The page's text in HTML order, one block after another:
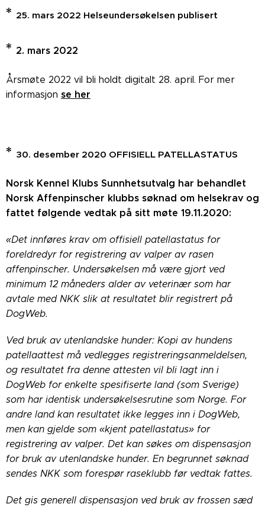
* 25. mars 2022 Helseundersøkelsen publisert
* 2. mars 2022
Årsmøte 2022 vil bli holdt digitalt 28. april. For mer
informasjon se her
* 30. desember 2020 OFFISIELL PATELLASTATUS
Norsk Kennel Klubs Sunnhetsutvalg har behandlet
Norsk Affenpinscher klubbs søknad om helsekrav og
fattet følgende vedtak på sitt møte 19.11.2020:
«Det innføres krav om offisiell patellastatus for
foreldredyr for registrering av valper av rasen
affenpinscher. Undersøkelsen må være gjort ved
minimum 12 måneders alder av veterinær som har
avtale med NKK slik at resultatet blir registrert på
DogWeb.
Ved bruk av utenlandske hunder: Kopi av hundens
patellaattest må vedlegges registreringsanmeldelsen,
og resultatet fra denne attesten vil bli lagt inn i
DogWeb for enkelte spesifiserte land (som Sverige)
som har identisk undersøkelsesrutine som Norge. For
andre land kan resultatet ikke legges inn i DogWeb,
men kan gjelde som «kjent patellastatus» for
registrering av valper. Det kan søkes om dispensasjon
for bruk av utenlandske hunder. En begrunnet søknad
sendes NKK som forespør raseklubb før vedtak fattes.
Det gis generell dispensasjon ved bruk av frossen sæd